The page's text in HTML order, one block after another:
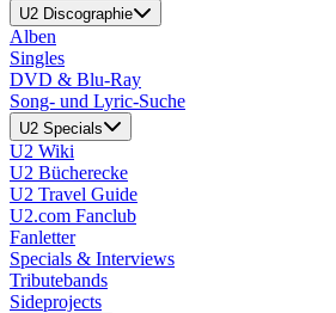
U2 Discographie
Alben
Singles
DVD & Blu-Ray
Song- und Lyric-Suche
U2 Specials
U2 Wiki
U2 Bücherecke
U2 Travel Guide
U2.com Fanclub
Fanletter
Specials & Interviews
Tributebands
Sideprojects